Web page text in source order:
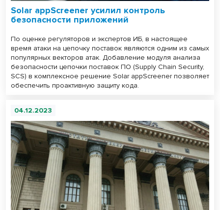
Solar appScreener усилил контроль
безопасности приложений
По оценке регуляторов и экспертов ИБ, в настоящее
время атаки на цепочку поставок являются одним из самых
популярных векторов атак. Добавление модуля анализа
безопасности цепочки поставок ПО (Supply Chain Security,
SCS) в комплексное решение Solar appScreener позволяет
обеспечить проактивную защиту кода.
04.12.2023